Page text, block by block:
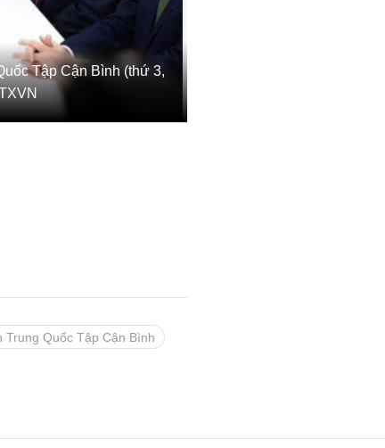
Tập Cận Bình (thứ 3,
Trung Quốc Tập Cận Bình